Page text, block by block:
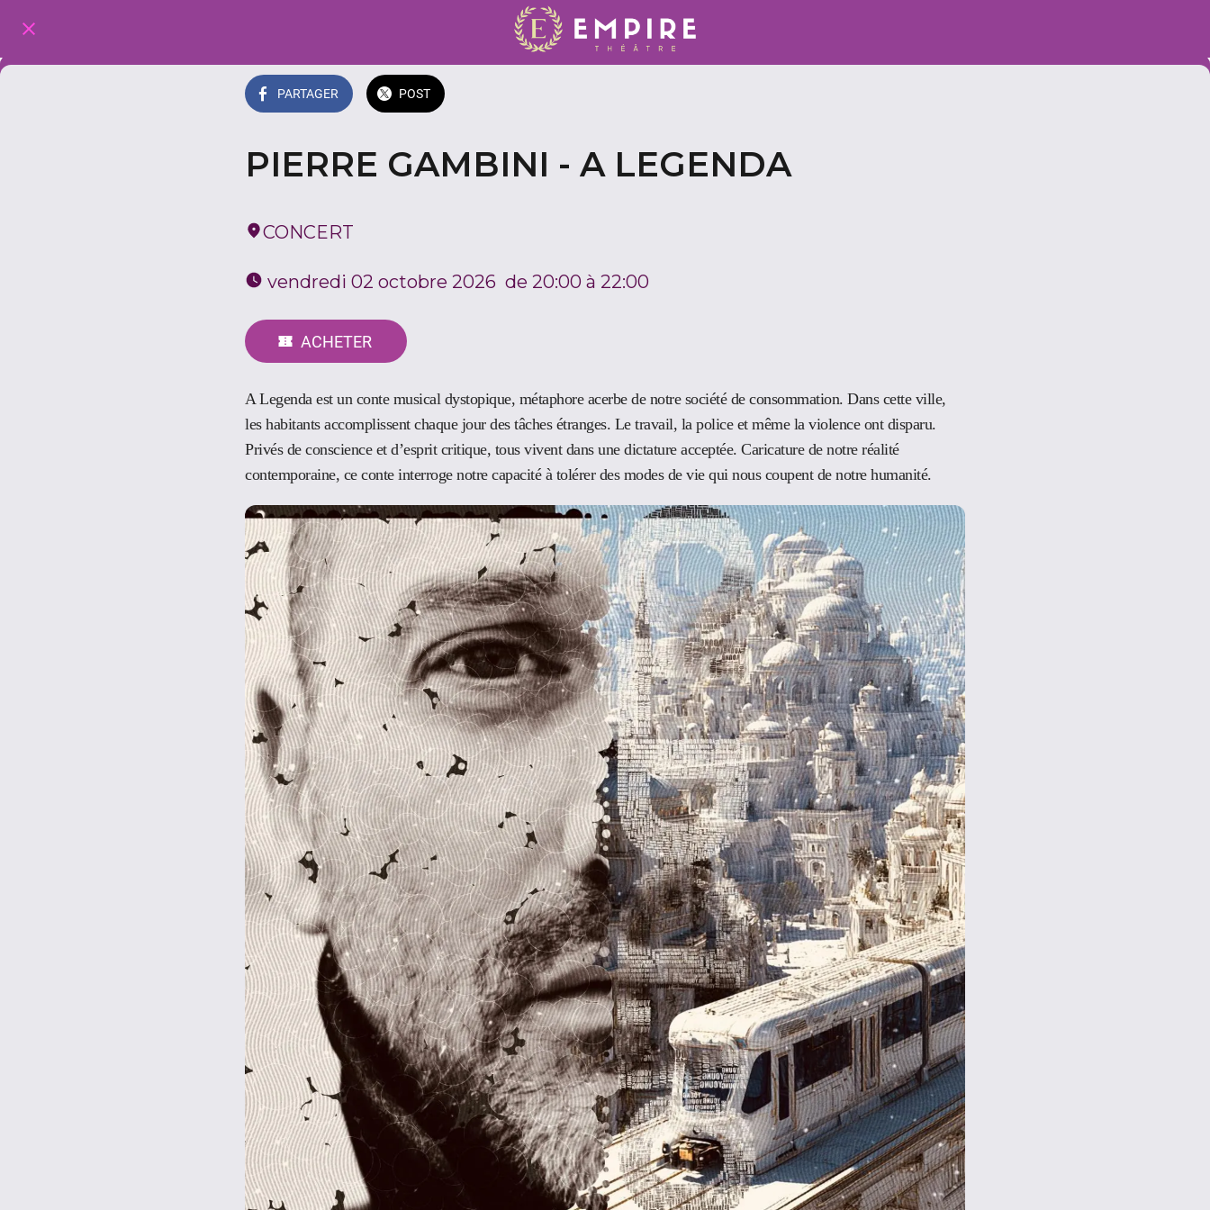
PARTAGER POST
PIERRE GAMBINI - A LEGENDA
CONCERT
vendredi 02 octobre 2026  de 20:00 à 22:00
ACHETER
A Legenda est un conte musical dystopique, métaphore acerbe de notre société de consommation. Dans cette ville,
les habitants accomplissent chaque jour des tâches étranges. Le travail, la police et même la violence ont disparu.
Privés de conscience et d’esprit critique, tous vivent dans une dictature acceptée. Caricature de notre réalité
contemporaine, ce conte interroge notre capacité à tolérer des modes de vie qui nous coupent de notre humanité.